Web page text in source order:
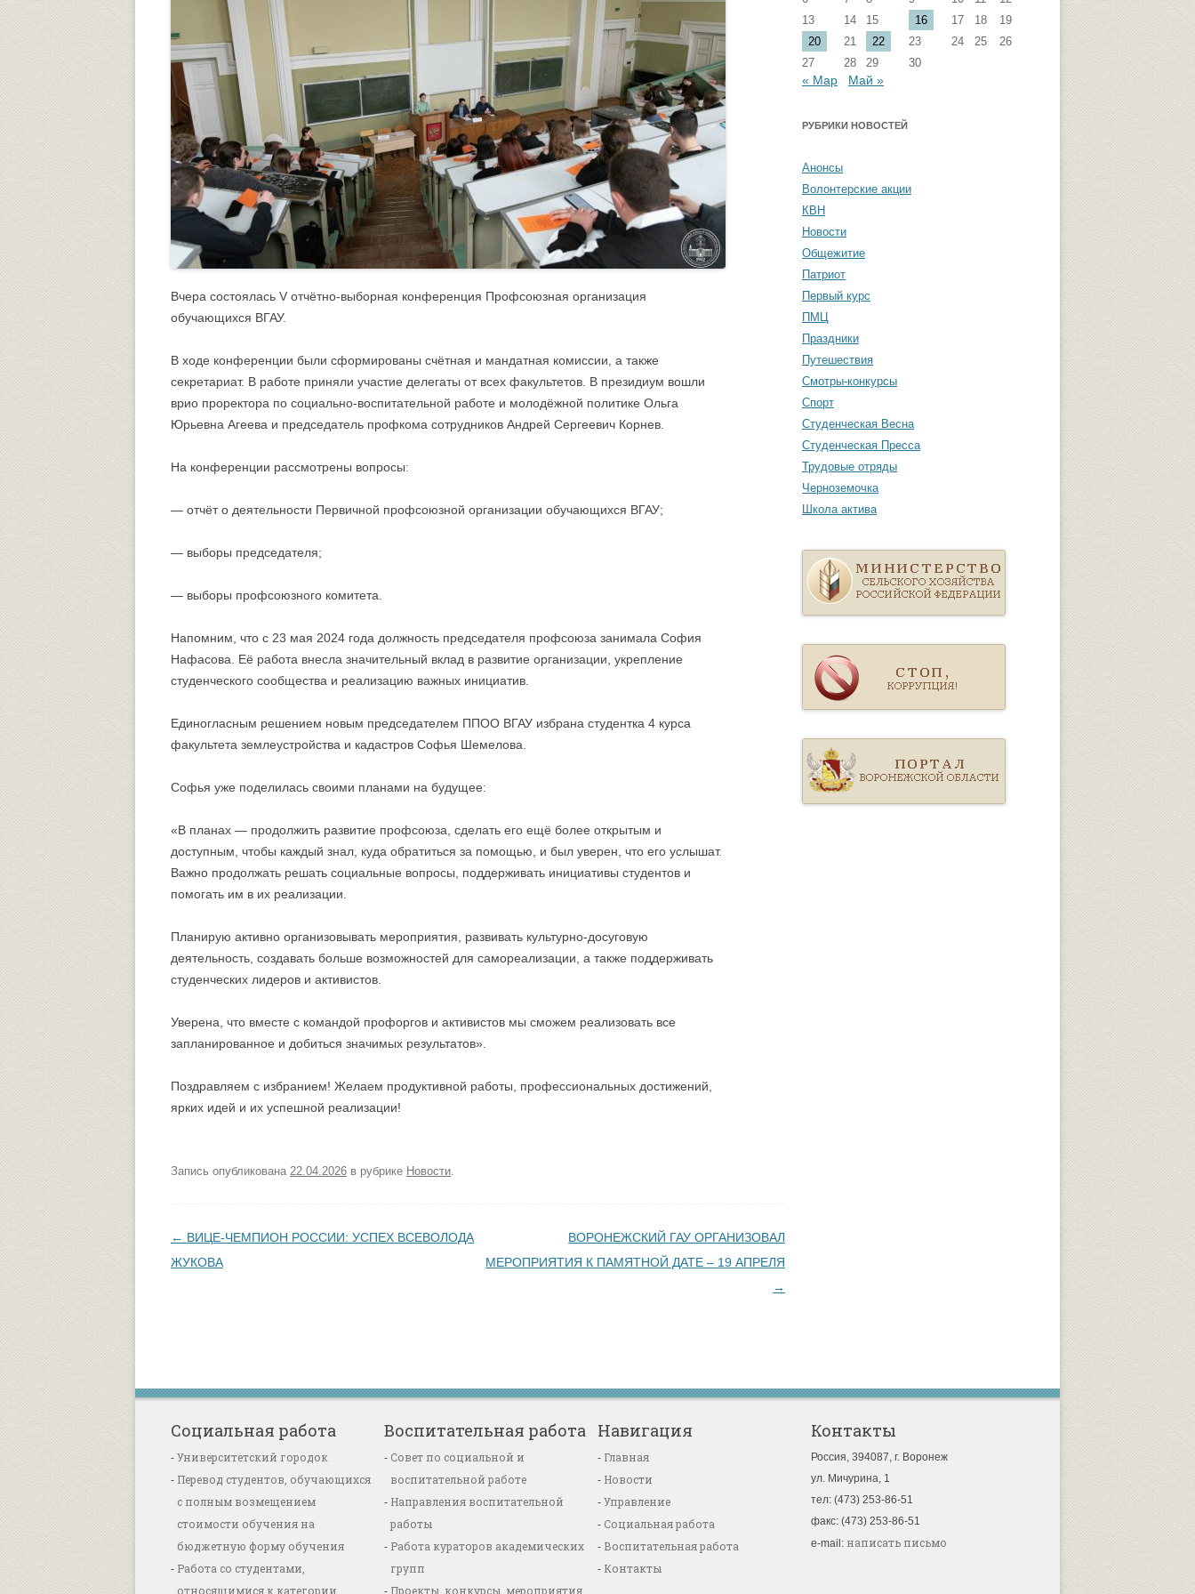
Университетский городок
Психологическая служба
Центр культуры и творчества
Спортивно-оздоровительный центр
Центр гражданско-патриотического
воспитания и просвещения
ОБЩЕСТВЕННЫЕ ОРГАНИЗАЦИИ
Питание
Центр культуры и творчества
«отлично»
Именные стипендии
Материальная поддержка студентов
безопасность
Профилактика экстремизма
Террористическая угроза: памятка
студентам
Безопасность. Памятка студентам
Спортивно-оздоровительное
направление
Штаб студенческих отрядов
Группа ФВМиТЖ
Группа ЭФ
Группа ГПФ
Группа ТТ
Студенческая газета «Активы и
пассивы»
Вчера состоялась V отчётно-выборная конференция Профсоюзная организация
обучающихся ВГАУ.
В ходе конференции были сформированы счётная и мандатная комиссии, а также
секретариат. В работе приняли участие делегаты от всех факультетов. В президиум вошли
врио проректора по социально-воспитательной работе и молодёжной политике Ольга
Юрьевна Агеева и председатель профкома сотрудников Андрей Сергеевич Корнев.
На конференции рассмотрены вопросы:
— отчёт о деятельности Первичной профсоюзной организации обучающихся ВГАУ;
— выборы председателя;
— выборы профсоюзного комитета.
Напомним, что с 23 мая 2024 года должность председателя профсоюза занимала София
Нафасова. Её работа внесла значительный вклад в развитие организации, укрепление
студенческого сообщества и реализацию важных инициатив.
Единогласным решением новым председателем ППОО ВГАУ избрана студентка 4 курса
факультета землеустройства и кадастров Софья Шемелова.
Софья уже поделилась своими планами на будущее:
«В планах — продолжить развитие профсоюза, сделать его ещё более открытым и
доступным, чтобы каждый знал, куда обратиться за помощью, и был уверен, что его услышат.
Важно продолжать решать социальные вопросы, поддерживать инициативы студентов и
помогать им в их реализации.
Планирую активно организовывать мероприятия, развивать культурно-досуговую
деятельность, создавать больше возможностей для самореализации, а также поддерживать
студенческих лидеров и активистов.
Уверена, что вместе с командой профоргов и активистов мы сможем реализовать все
запланированное и добиться значимых результатов».
Поздравляем с избранием! Желаем продуктивной работы, профессиональных достижений,
ярких идей и их успешной реализации!
Запись опубликована 22.04.2026 в рубрике Новости.
Навигация по записям
← ВИЦЕ-ЧЕМПИОН РОССИИ: УСПЕХ ВСЕВОЛОДА
ЖУКОВА
ВОРОНЕЖСКИЙ ГАУ ОРГАНИЗОВАЛ
МЕРОПРИЯТИЯ К ПАМЯТНОЙ ДАТЕ – 19 АПРЕЛЯ
→
13
14 15 16 17 18
19
20
21 22 23 24 25
26
27
28 29 30
« Мар Май »
РУБРИКИ НОВОСТЕЙ
Анонсы
Волонтерские акции
КВН
Новости
Общежитие
Патриот
Первый курс
ПМЦ
Праздники
Путешествия
Смотры-конкурсы
Спорт
Студенческая Весна
Студенческая Пресса
Трудовые отряды
Черноземочка
Школа актива
Социальная работа
Университетский городок
Перевод студентов, обучающихся
с полным возмещением
стоимости обучения на
бюджетную форму обучения
Работа со студентами,
относящимися к категории
Воспитательная работа
Совет по социальной и
воспитательной работе
Направления воспитательной
работы
Работа кураторов академических
групп
Проекты, конкурсы, мероприятия
Навигация
Главная
Новости
Управление
Социальная работа
Воспитательная работа
Контакты
Контакты
Россия, 394087, г. Воронеж
ул. Мичурина, 1
тел: (473) 253-86-51
факс: (473) 253-86-51
e-mail: написать письмо